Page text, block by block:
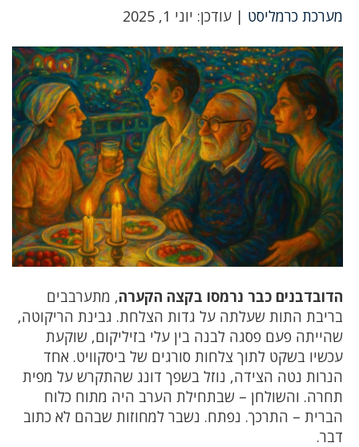
מערכת כרמליסט | עודכן: יוני 1, 2025
הדובדבנים כבר נרמסו בקצה הקערה, מתערבבים
בריבת התות שעלתה על גדות הצלחת. גבינת הריקוטה,
שהייתה פעם פסגה לבנה בין עלי בזיליקום, שוקעת
עכשיו בשקט לתוך צלחות סורגים של ביסקוויט. אחד
הנרות נטה הצידה, נוזל בשפך דונג שהתקרש על מפית
תחרה. והשולחן – שבתחילת הערב היה מתוח כלוח
הברית – התרכך. נפתח. נשבר למחוזות שבהם לא כתוב
דבר.